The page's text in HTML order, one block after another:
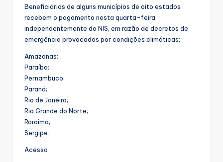
Beneficiários de alguns municípios de oito estados
recebem o pagamento nesta quarta-feira
independentemente do NIS, em razão de decretos de
emergência provocados por condições climáticas:
Amazonas;
Paraíba;
Pernambuco;
Paraná;
Rio de Janeiro;
Rio Grande do Norte;
Roraima;
Sergipe.
Acesso